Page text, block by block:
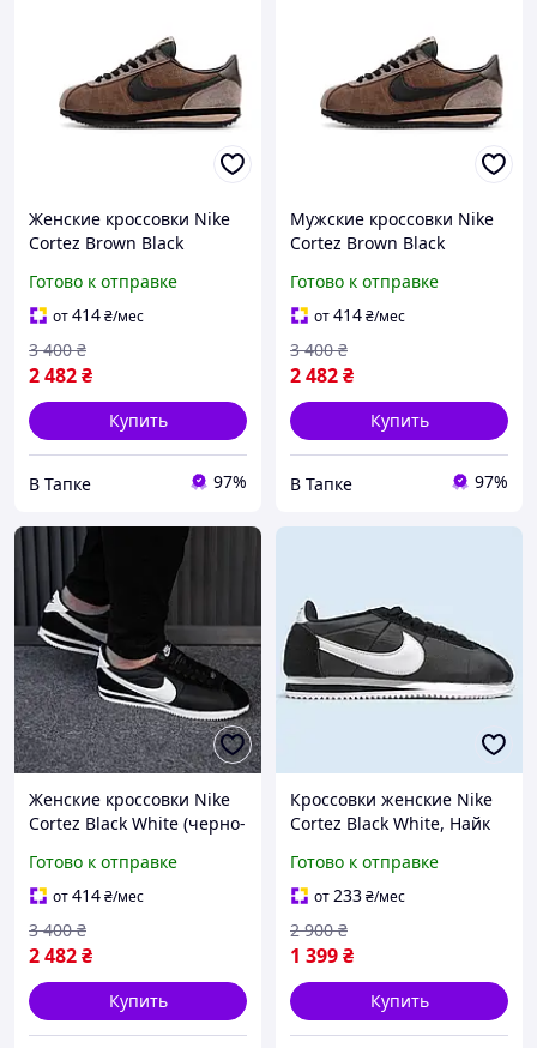
Женские кроссовки Nike
Cortez Brown Black
стильные замшевые кеды
Y15098
Готово к отправке
от414₴/мес
2 482₴
3 400 ₴
Купить
В Тапке 97%
Мужские кроссовки Nike
Cortez Brown Black
стильные замшевые кеды
Y15098
Готово к отправке
от414₴/мес
2 482₴
3 400 ₴
Купить
В Тапке 97%
Женские кроссовки Nike
Cortez Black White (черно-
кроссы текстиль Y15106
Готово к отправке
от414₴/мес
2 482₴
3 400 ₴
Купить
Кроссовки женские Nike
Cortez Black White, Найк
стильные, ретро,
повседневные,
демисезонные кросы
Готово к отправке
от233₴/мес
1 399₴
2 900 ₴
Купить